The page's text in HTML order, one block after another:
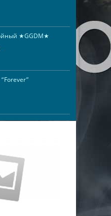
★GGDM★
Вчера